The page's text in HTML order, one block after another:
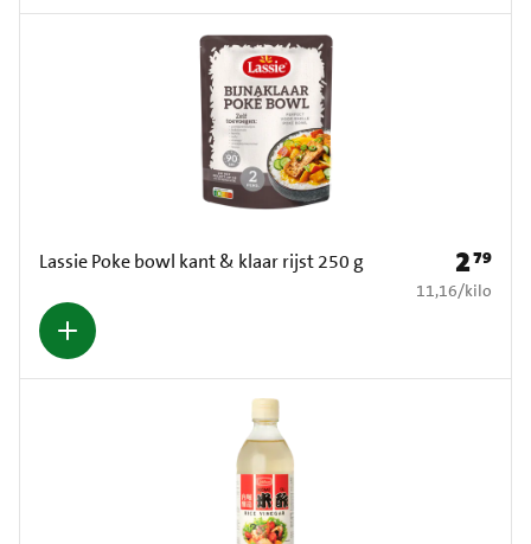
Lassie Poke bowl kant & klaar rijst 250 g Prijs: €
279
€ 11,16 per kilo
11,16/kilo